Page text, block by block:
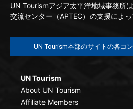
UN Tourismアジア太平洋地域事務所
交流センター（APTEC）の支援によっ
UN Tourism本部のサイトの各コ
UN Tourism
About UN Tourism
Affiliate Members